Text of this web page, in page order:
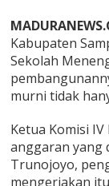
Kabupaten
Sekolah
murni tidak
Ketua Komisi
anggaran yang
Trunojoyo,
mengerjakan